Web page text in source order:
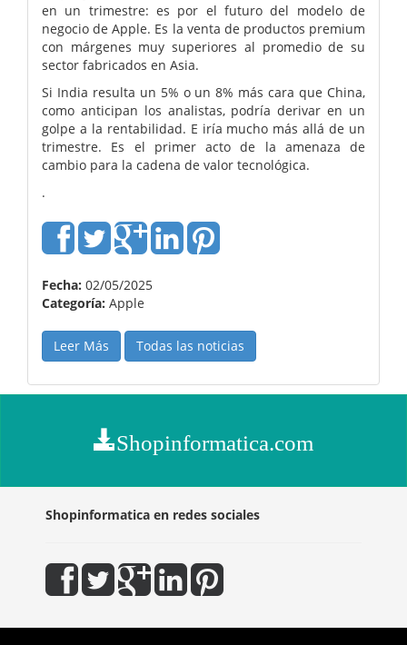
en un trimestre: es por el futuro del modelo de
negocio de Apple. Es la venta de productos premium
con márgenes muy superiores al promedio de su
sector fabricados en Asia.
Si India resulta un 5% o un 8% más cara que China,
como anticipan los analistas, podría derivar en un
golpe a la rentabilidad. E iría mucho más allá de un
trimestre. Es el primer acto de la amenaza de
cambio para la cadena de valor tecnológica.
.
Fecha: 02/05/2025
Categoría: Apple
Leer Más Todas las noticias
Shopinformatica.com
Shopinformatica en redes sociales